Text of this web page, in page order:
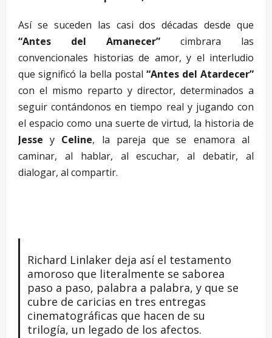
Así se suceden las casi dos décadas desde que
“Antes del Amanecer” cimbrara las
convencionales historias de amor, y el interludio
que significó la bella postal “Antes del Atardecer”
con el mismo reparto y director, determinados a
seguir contándonos en tiempo real y jugando con
el espacio como una suerte de virtud, la historia de
Jessey Celine, la pareja que se enamora al
caminar, al hablar, al escuchar, al debatir, al
dialogar, al compartir.
Richard Linlaker deja así el testamento
amoroso que literalmente se saborea
paso a paso, palabra a palabra, y que se
cubre de caricias en tres entregas
cinematográficas que hacen de su
trilogía, un legado de los afectos.